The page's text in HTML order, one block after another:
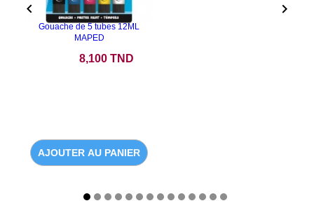
Gouache de 5 tubes 12ML
MAPED
8,100 TND
AJOUTER AU PANIER
 